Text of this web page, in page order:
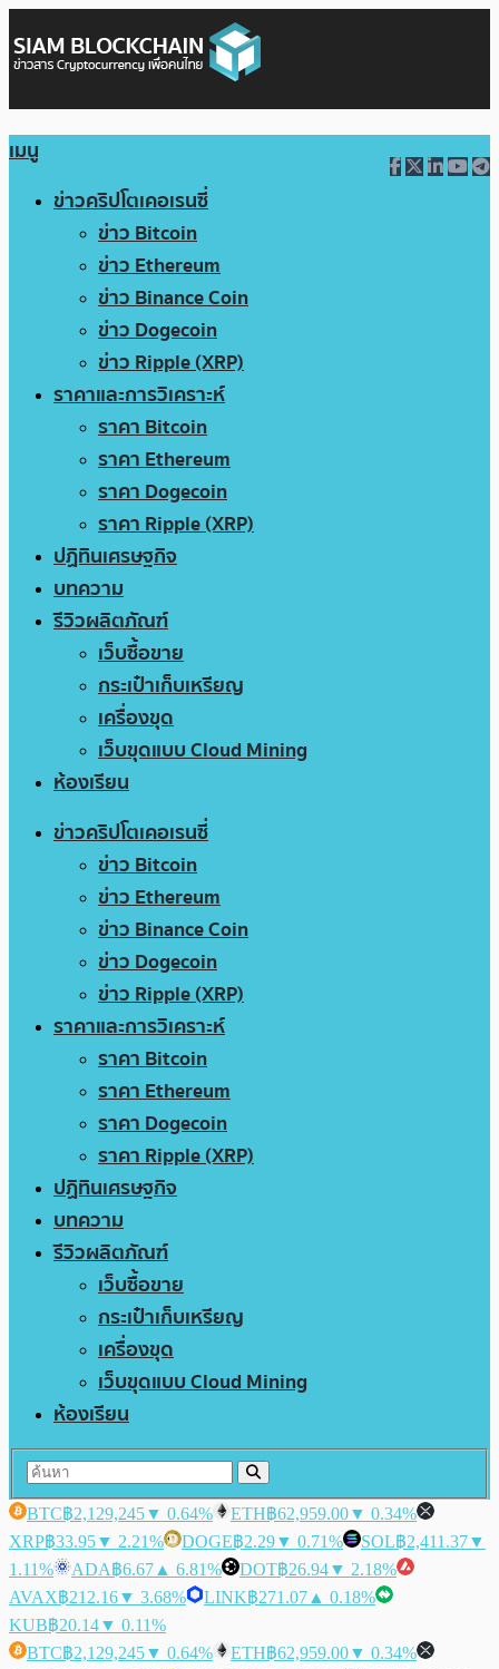
เมนู
ข่าวคริปโตเคอเรนซี่
ข่าว Bitcoin
ข่าว Ethereum
ข่าว Binance Coin
ข่าว Dogecoin
ข่าว Ripple (XRP)
ราคาและการวิเคราะห์
ราคา Bitcoin
ราคา Ethereum
ราคา Dogecoin
ราคา Ripple (XRP)
ปฏิทินเศรษฐกิจ
บทความ
รีวิวผลิตภัณฑ์
เว็บซื้อขาย
กระเป๋าเก็บเหรียญ
เครื่องขุด
เว็บขุดแบบ Cloud Mining
ห้องเรียน
ข่าวคริปโตเคอเรนซี่
ข่าว Bitcoin
ข่าว Ethereum
ข่าว Binance Coin
ข่าว Dogecoin
ข่าว Ripple (XRP)
ราคาและการวิเคราะห์
ราคา Bitcoin
ราคา Ethereum
ราคา Dogecoin
ราคา Ripple (XRP)
ปฏิทินเศรษฐกิจ
บทความ
รีวิวผลิตภัณฑ์
เว็บซื้อขาย
กระเป๋าเก็บเหรียญ
เครื่องขุด
เว็บขุดแบบ Cloud Mining
ห้องเรียน
BTC฿2,129,245▼ 0.64% ETH฿62,959.00▼ 0.34%
XRP฿33.95▼ 2.21% DOGE฿2.29▼ 0.71% SOL฿2,411.37▼
1.11%
ADA฿6.67 ▲ 6.81% DOT฿26.94▼ 2.18%
AVAX฿212.16▼ 3.68% LINK฿271.07 ▲ 0.18%
KUB฿20.14▼ 0.11%
BTC฿2,129,245▼ 0.64% ETH฿62,959.00▼ 0.34%